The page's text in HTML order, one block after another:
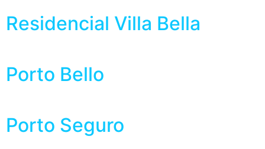
Residencial Villa Bella
Porto Bello
Porto Seguro